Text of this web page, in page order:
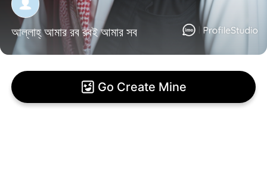
আল্লাহ্ আমার রব রবই আমার সব
Go Create Mine